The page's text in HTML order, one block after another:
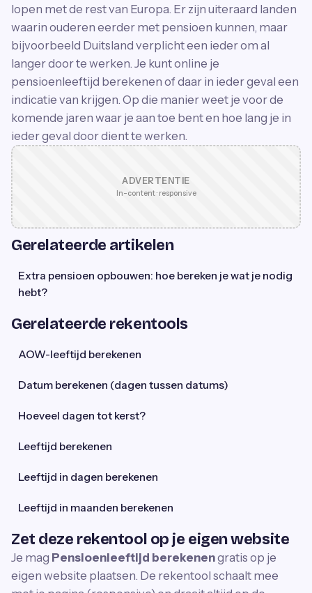
lopen met de rest van Europa. Er zijn uiteraard landen
waarin ouderen eerder met pensioen kunnen, maar
bijvoorbeeld Duitsland verplicht een ieder om al
langer door te werken. Je kunt online je
pensioenleeftijd berekenen of daar in ieder geval een
indicatie van krijgen. Op die manier weet je voor de
komende jaren waar je aan toe bent en hoe lang je in
ieder geval door dient te werken.
ADVERTENTIE
In-content · responsive
Gerelateerde artikelen
Extra pensioen opbouwen: hoe bereken je wat je nodig
hebt?
Gerelateerde rekentools
AOW-leeftijd berekenen
Datum berekenen (dagen tussen datums)
Hoeveel dagen tot kerst?
Leeftijd berekenen
Leeftijd in dagen berekenen
Leeftijd in maanden berekenen
Zet deze rekentool op je eigen website
Je mag Pensioenleeftijd berekenengratis op je
eigen website plaatsen. De rekentool schaalt mee